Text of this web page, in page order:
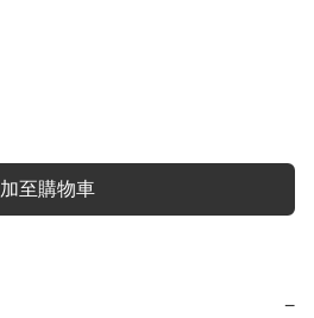
加至購物車
−